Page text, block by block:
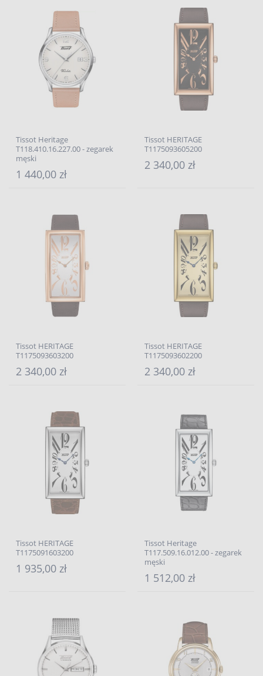
Tissot Heritage
T118.410.16.227.00 - zegarek
męski
1 440,00 zł
Tissot HERITAGE
T1175093605200
2 340,00 zł
Tissot HERITAGE
T1175093603200
2 340,00 zł
Tissot HERITAGE
T1175093602200
2 340,00 zł
Tissot HERITAGE
T1175091603200
1 935,00 zł
Tissot Heritage
T117.509.16.012.00 - zegarek
męski
1 512,00 zł